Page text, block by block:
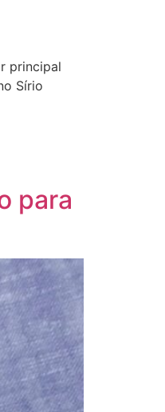
principal
Sírio
para